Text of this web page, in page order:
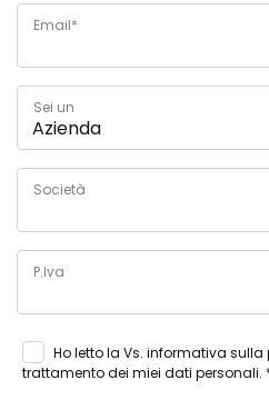
Email*
Sei un
Società
P.Iva
Ho letto la Vs. informativa sulla
trattamento dei miei dati personali.